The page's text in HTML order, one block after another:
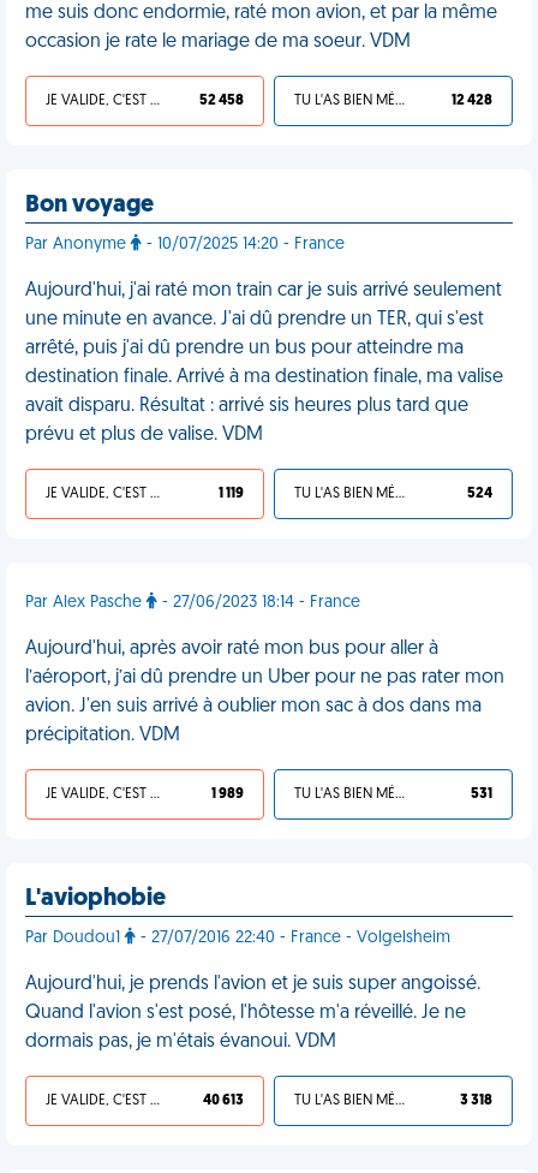
me suis donc endormie, raté mon avion, et par la même
occasion je rate le mariage de ma soeur. VDM
JE VALIDE, C'EST UNE VDM 52 458 TU L'AS BIEN MÉRITÉ 12 428
Bon voyage
Par Anonyme - 10/07/2025 14:20 - France
Aujourd'hui, j'ai raté mon train car je suis arrivé seulement
une minute en avance. J'ai dû prendre un TER, qui s'est
arrêté, puis j'ai dû prendre un bus pour atteindre ma
destination finale. Arrivé à ma destination finale, ma valise
avait disparu. Résultat : arrivé sis heures plus tard que
prévu et plus de valise. VDM
JE VALIDE, C'EST UNE VDM 1 119 TU L'AS BIEN MÉRITÉ 524
Par Alex Pasche - 27/06/2023 18:14 - France
Aujourd'hui, après avoir raté mon bus pour aller à
l’aéroport, j’ai dû prendre un Uber pour ne pas rater mon
avion. J'en suis arrivé à oublier mon sac à dos dans ma
précipitation. VDM
JE VALIDE, C'EST UNE VDM 1 989 TU L'AS BIEN MÉRITÉ 531
L'aviophobie
Par Doudou1 - 27/07/2016 22:40 - France - Volgelsheim
Aujourd'hui, je prends l'avion et je suis super angoissé.
Quand l'avion s'est posé, l'hôtesse m'a réveillé. Je ne
dormais pas, je m'étais évanoui. VDM
JE VALIDE, C'EST UNE VDM 40 613 TU L'AS BIEN MÉRITÉ 3 318